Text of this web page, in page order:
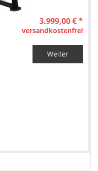
3.999,00 € *
versandkostenfrei
Weiter